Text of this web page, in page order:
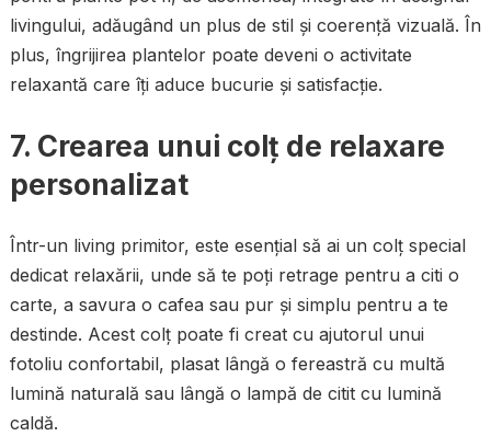
livingului, adăugând un plus de stil și coerență vizuală. În
plus, îngrijirea plantelor poate deveni o activitate
relaxantă care îți aduce bucurie și satisfacție.
7. Crearea unui colț de relaxare
personalizat
Într-un living primitor, este esențial să ai un colț special
dedicat relaxării, unde să te poți retrage pentru a citi o
carte, a savura o cafea sau pur și simplu pentru a te
destinde. Acest colț poate fi creat cu ajutorul unui
fotoliu confortabil, plasat lângă o fereastră cu multă
lumină naturală sau lângă o lampă de citit cu lumină
caldă.